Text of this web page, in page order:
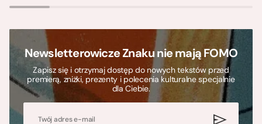
Newsletterowicze Znaku nie mają FOMO
Zapisz się i otrzymaj dostęp do nowych tekstów przed
premierą, zniżki, prezenty i polecenia kulturalne specjalnie
dla Ciebie.